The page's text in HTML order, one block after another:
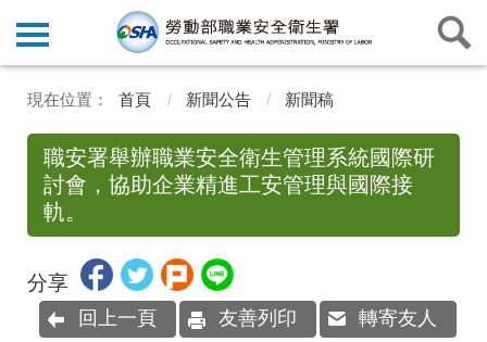
首頁 新聞公告 新聞稿
職安署舉辦職業安全衛生管理系統國際研
討會，協助企業精進工安管理與國際接
軌。
分享
回上一頁 友善列印 轉寄友人